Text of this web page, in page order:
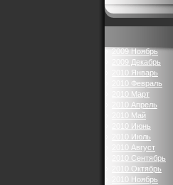
2009 Ноябрь
2009 Декабрь
2010 Январь
2010 Февраль
2010 Март
2010 Апрель
2010 Май
2010 Июнь
2010 Июль
2010 Август
2010 Сентябрь
2010 Октябрь
2010 Ноябрь